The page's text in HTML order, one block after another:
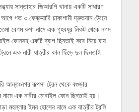
সান্তাহার জিআরপি থানায় একটি সাধারণ
গত ৩ ফেব্রুয়ারি ঢাকাগামী দ্রুতযান ট্রেনে
বেগম রুপা নামে এক গৃহবধূর নিকট থেকে নগদ
ফোনসহ একটি ব্যাগ ছিনতাই করে নিয়ে যায়
এক নারী যাত্রীর কান ছিঁড়ে দুল ছিনতাই
আন্তঃনগর রূপসা ট্রেন থেকে বগুড়ার
এক নারীর মোবাইল ফোন ছিনতাই হয়।
মহল্লার ইমন হোসেন নামে এক যাত্রীর ট্রলি